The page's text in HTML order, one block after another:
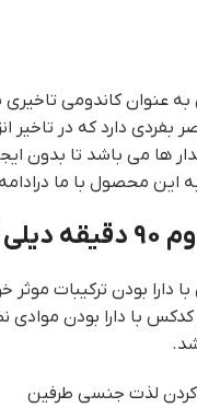
کدکس به عنوان کاندومی
بفردی دارد که در
بدون ایجاد عارضه برای بانوان به
محصول با ما
کدکس با دارا بودن
90 دقیقه دیلی کدکس با
کردن لذت جنسی طرفین